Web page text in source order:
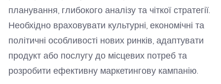
планування, глибокого аналізу та чіткої стратегії.
Необхідно враховувати культурні, економічні та
політичні особливості нових ринків, адаптувати
продукт або послугу до місцевих потреб та
розробити ефективну маркетингову кампанію.